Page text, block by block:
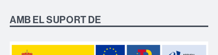
AMB EL SUPORT DE